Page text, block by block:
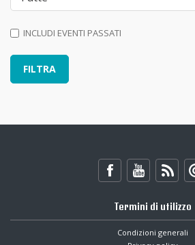
INCLUDI EVENTI PASSATI
Termini di utilizzo
Condizioni generali